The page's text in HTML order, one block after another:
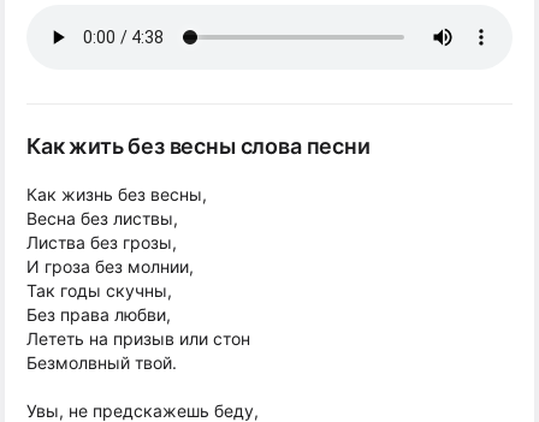
Как жить без весны слова песни
Как жизнь без весны,
Весна без листвы,
Листва без грозы,
И гроза без молнии,
Так годы скучны,
Без права любви,
Лететь на призыв или стон
Безмолвный твой.
Увы, не предскажешь беду,